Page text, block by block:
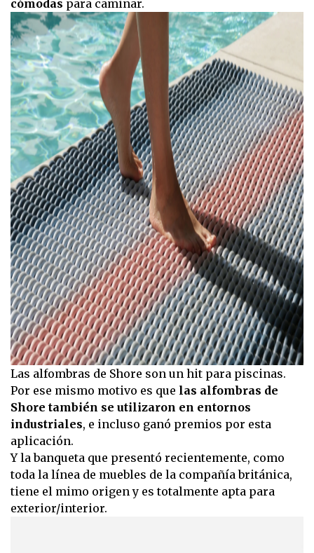
cómodas para caminar.
Las alfombras de Shore son un hit para piscinas.
Por ese mismo motivo es que las alfombras de
Shore también se utilizaron en entornos
industriales, e incluso ganó premios por esta
aplicación.
Y la banqueta que presentó recientemente, como
toda la línea de muebles de la compañía británica,
tiene el mimo origen y es totalmente apta para
exterior/interior.